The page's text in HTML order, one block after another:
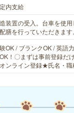
内支給
装置の受入。台車を使
膳を行っていただきま
OK / ブランクOK / 英語
！〇まずは事前登録だ
ンライン登録★氏名・